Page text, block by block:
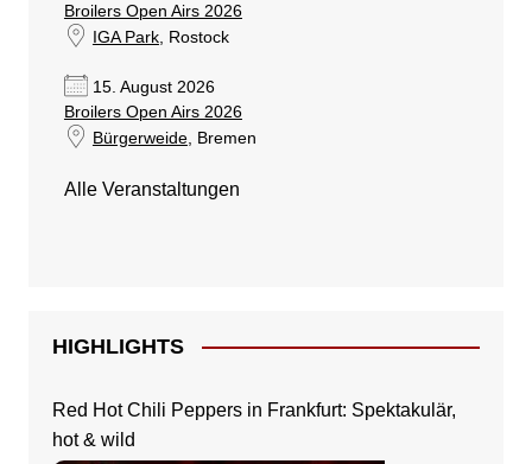
Broilers Open Airs 2026
IGA Park, Rostock
15. August 2026
Broilers Open Airs 2026
Bürgerweide, Bremen
Alle Veranstaltungen
HIGHLIGHTS
Red Hot Chili Peppers in Frankfurt: Spektakulär,
hot & wild